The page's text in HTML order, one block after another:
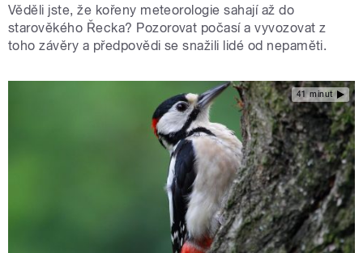
Věděli jste, že kořeny meteorologie sahají až do
starověkého Řecka? Pozorovat počasí a vyvozovat z
toho závěry a předpovědi se snažili lidé od nepaměti.
41 minut